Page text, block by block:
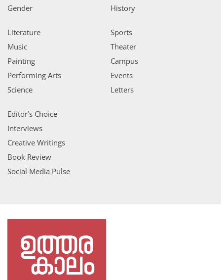
Gender
History
Literature
Music
Painting
Performing Arts
Science
Sports
Theater
Campus
Events
Letters
Editor’s Choice
Interviews
Creative Writings
Book Review
Social Media Pulse